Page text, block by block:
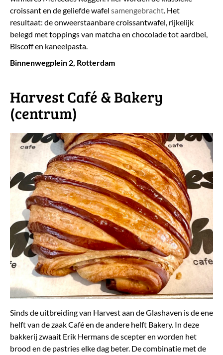
croissant en de geliefde wafel samengebracht. Het
resultaat: de onweerstaanbare croissantwafel, rijkelijk
belegd met toppings van matcha en chocolade tot aardbei,
Biscoff en kaneelpasta.
Binnenwegplein 2, Rotterdam
Harvest Café & Bakery
(centrum)
Sinds de uitbreiding van Harvest aan de Glashaven is de ene
helft van de zaak Café en de andere helft Bakery. In deze
bakkerij zwaait Erik Hermans de scepter en worden het
brood en de pastries elke dag beter. De combinatie met de